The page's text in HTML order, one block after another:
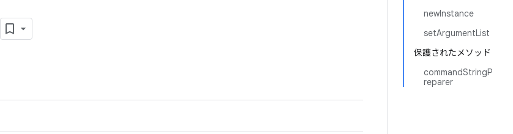
newInstance
setArgumentList
保護されたメソッド
commandStringP
reparer